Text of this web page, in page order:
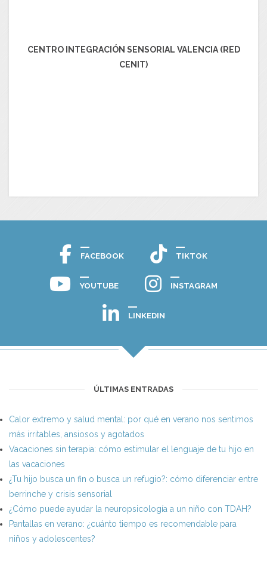
CENTRO INTEGRACIÓN SENSORIAL VALENCIA (RED
CENIT)
FACEBOOK TIKTOK
YOUTUBE INSTAGRAM
LINKEDIN
ÚLTIMAS ENTRADAS
Calor extremo y salud mental: por qué en verano nos sentimos
más irritables, ansiosos y agotados
Vacaciones sin terapia: cómo estimular el lenguaje de tu hijo en
las vacaciones
¿Tu hijo busca un fin o busca un refugio?: cómo diferenciar entre
berrinche y crisis sensorial
¿Cómo puede ayudar la neuropsicología a un niño con TDAH?
Pantallas en verano: ¿cuánto tiempo es recomendable para
niños y adolescentes?